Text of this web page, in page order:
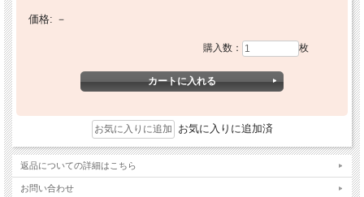
価格: －
購入数： 枚
お気に入りに追加済
返品についての詳細はこちら
お問い合わせ